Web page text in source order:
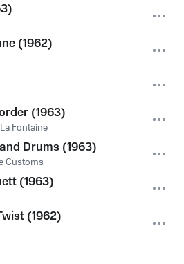
(1962)
(1963)
Fontaine
Drums (1963)
Customs
(1963)
(1962)